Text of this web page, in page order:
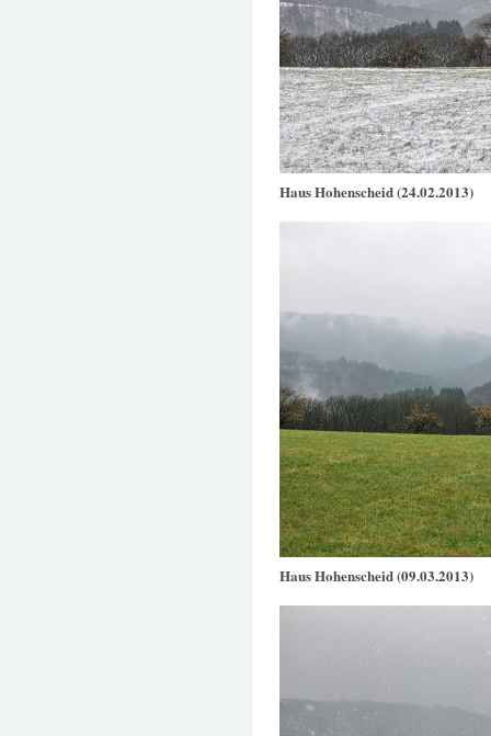
Haus Hohenscheid (24.02.2013)
Haus Hohenscheid (09.03.2013)